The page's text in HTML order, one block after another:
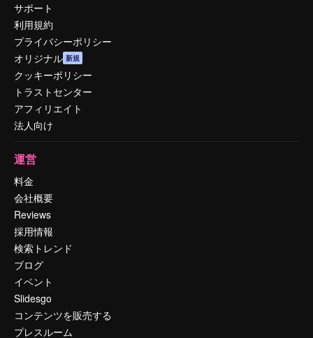
サポート
利用規約
プライバシーポリシー
オリジナル 新規
クッキーポリシー
トラストセンター
アフィリエイト
法人向け
運営
料金
会社概要
Reviews
採用情報
検索トレンド
ブログ
イベント
Slidesgo
コンテンツを販売する
プレスルーム